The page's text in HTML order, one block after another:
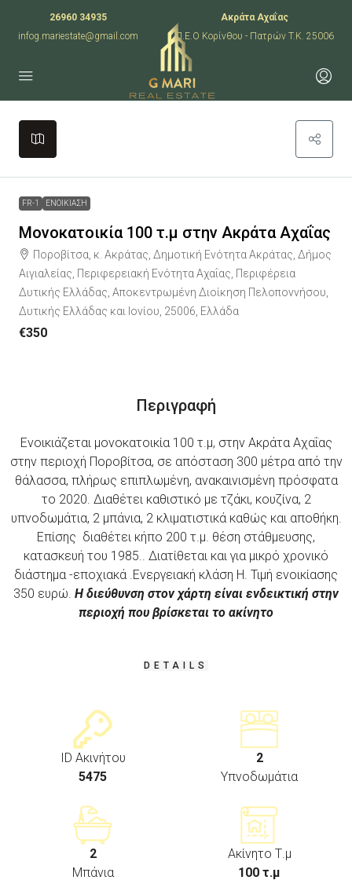
26960 34935
infog.mariestate@gmail.com
Ακράτα Αχαΐας
Π.Ε.Ο Κορίνθου - Πατρών T.K. 25006
+
Leaflet|
FR-1 ΕΝΟΙΚΙΑΣΗ
Μονοκατοικία 100 τ.μ στην Ακράτα Αχαΐας
Ποροβίτσα, κ. Ακράτας, Δημοτική Ενότητα Ακράτας, Δήμος
Αιγιαλείας, Περιφερειακή Ενότητα Αχαΐας, Περιφέρεια
Δυτικής Ελλάδας, Αποκεντρωμένη Διοίκηση Πελοποννήσου,
Δυτικής Ελλάδας και Ιονίου, 25006, Ελλάδα
€350
Περιγραφή
Ενοικιάζεται μονοκατοικία 100 τ.μ, στην Ακράτα Αχαΐας
στην περιοχή Ποροβίτσα, σε απόσταση 300 μέτρα από την
θάλασσα, πλήρως επιπλωμένη, ανακαινισμένη πρόσφατα
το 2020. Διαθέτει καθιστικό με τζάκι, κουζίνα, 2
υπνοδωμάτια, 2 μπάνια, 2 κλιματιστικά καθώς και αποθήκη.
Επίσης διαθέτει κήπο 200 τ.μ. θέση στάθμευσης,
κατασκευή του 1985.. Διατίθεται και για μικρό χρονικό
διάστημα -εποχιακά .Ενεργειακή κλάση Η. Τιμή ενοικίασης
350 ευρώ. Η διεύθυνση στον χάρτη είναι ενδεικτική στην
περιοχή που βρίσκεται το ακίνητο
DETAILS
ID Ακινήτου
5475
2
Υπνοδωμάτια
2
Μπάνια
Ακίνητο Τ.μ
100 τ.μ